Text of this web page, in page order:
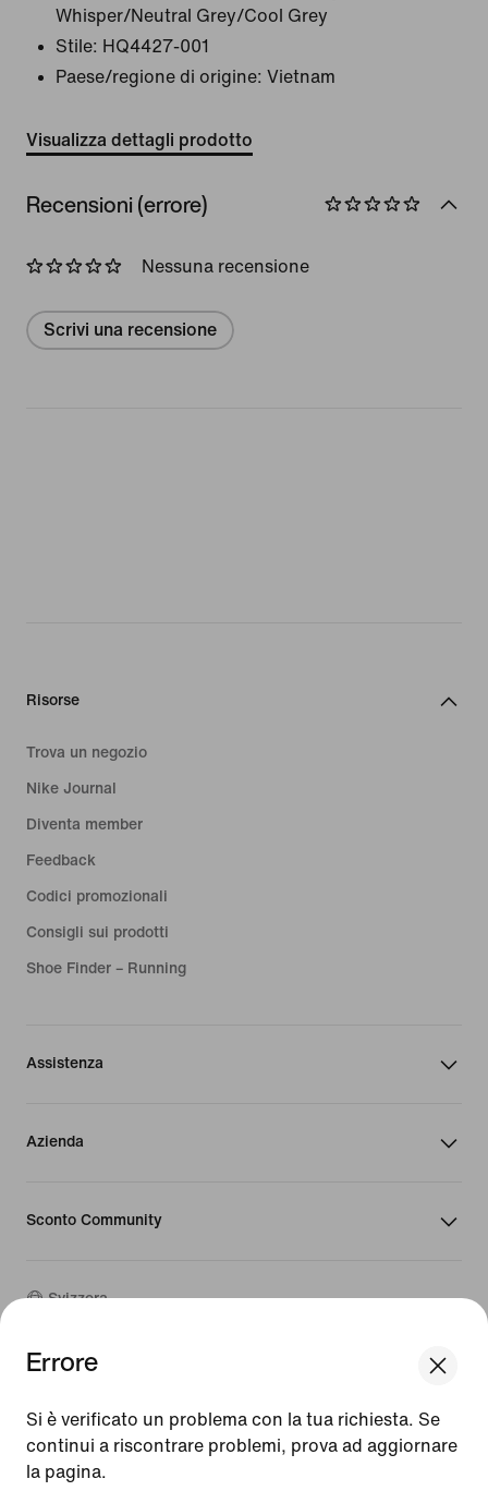
Update your location?
Svizzera
Errore
Si è verificato un problema con la tua richiesta. Se
continui a riscontrare problemi, prova ad aggiornare
la pagina.
Whisper/Neutral Grey/Cool Grey
Stile: HQ4427-001
Paese/regione di origine: Vietnam
Visualizza dettagli prodotto
Recensioni (errore)
Nessuna recensione
Scrivi una recensione
Risorse
Trova un negozio
Nike Journal
Diventa member
Feedback
Codici promozionali
Consigli sui prodotti
Shoe Finder – Running
Assistenza
Azienda
Sconto Community
Svizzera
©2026 Nike, Inc. Tutti i diritti riservati
Condizioni d'uso
Condizioni di vendita
Dati aziendali